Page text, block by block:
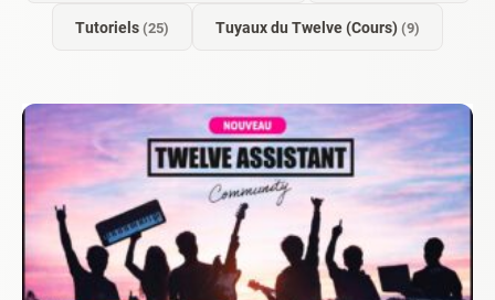
Tutoriels(25) Tuyaux du Twelve (Cours)(9)